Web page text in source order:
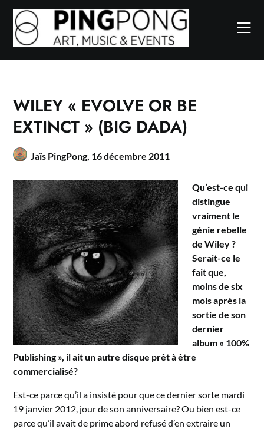
Skip
content
WILEY « EVOLVE OR BE
EXTINCT » (BIG DADA)
Jaïs PingPong, 16 décembre 2011
Qu’est-ce qui
distingue
vraiment le
génie rebelle
de Wiley ?
Serait-ce le
fait que,
moins de six
mois après la
sortie de son
dernier
album « 100%
Publishing », il ait un autre disque prêt à être
commercialisé?
Est-ce parce qu’il a insisté pour que ce dernier sorte mardi
19 janvier 2012, jour de son anniversaire? Ou bien est-ce
parce qu’il avait de prime abord refusé d’en extraire un